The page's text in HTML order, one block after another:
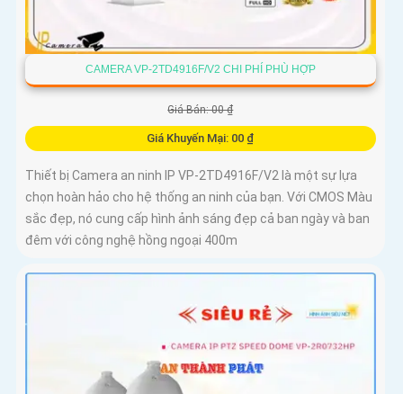
CAMERA VP-2TD4916F/V2 CHI PHÍ PHÙ HỢP
Giá Bán: 00 ₫
Giá Khuyến Mại: 00 ₫
Thiết bị Camera an ninh IP VP-2TD4916F/V2 là một sự lựa
chọn hoàn hảo cho hệ thống an ninh của bạn. Với CMOS Màu
sắc đẹp, nó cung cấp hình ảnh sáng đẹp cả ban ngày và ban
đêm với công nghệ hồng ngoại 400m